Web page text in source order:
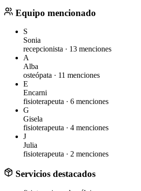
Equipo mencionado
S
Sonia
recepcionista · 13 menciones
A
Alba
osteópata · 11 menciones
E
Encarni
fisioterapeuta · 6 menciones
G
Gisela
fisioterapeuta · 4 menciones
J
Julia
fisioterapeuta · 2 menciones
Servicios destacados